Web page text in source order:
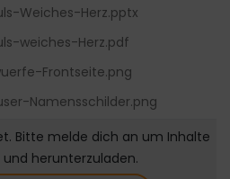
Weiches-Herz.pptx
weiches-Herz.pdf
Frontseite.png
Namensschilder.png
Bitte melde dich an um Inhalte
herunterzuladen.